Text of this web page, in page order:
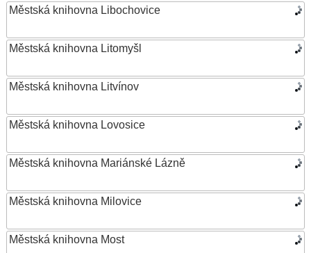
Městská knihovna Libochovice
Městská knihovna Litomyšl
Městská knihovna Litvínov
Městská knihovna Lovosice
Městská knihovna Mariánské Lázně
Městská knihovna Milovice
Městská knihovna Most